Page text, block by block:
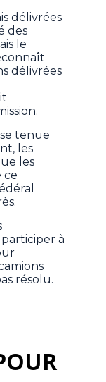
délivrées
des
le
délivrées
tenue
les
les
ce
à
résolu.